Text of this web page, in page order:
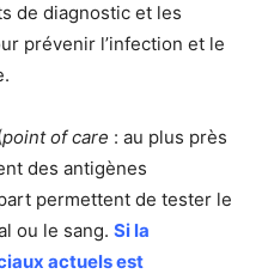
de diagnostic et les
prévenir l’infection et le
point of care : au plus près
des antigènes
permettent de tester le
ou le sang. Si la
actuels est